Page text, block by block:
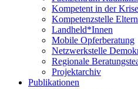
Kompetent in der Krise
Kompetenzstelle
Landheld*Innen
Mobile Opferberatung
Netzwerkstelle
Regionale
Projektarchiv
Publikationen